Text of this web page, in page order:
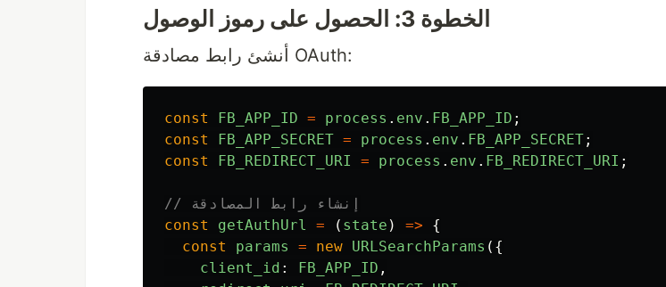
الخطوة 3: الحصول على رموز الوصول
أنشئ رابط مصادقة OAuth:
const FB_APP_ID = process . env . FB_APP_ID ;
const
FB_APP_SECRET = process . env . FB_APP_SECRET;
const
FB_REDIRECT_URI = process . env . FB_REDIRECT_URI ;
// إنشاء رابط المصادقة
const
getAuthUrl = ( state ) =>
{
const
params = new URLSearchParams ({
client_id : FB_APP_ID ,